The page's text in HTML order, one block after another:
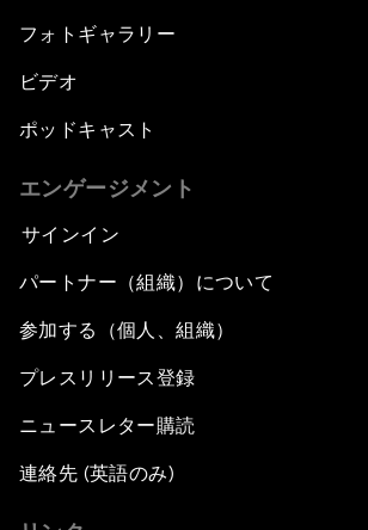
フォトギャラリー
ビデオ
ポッドキャスト
エンゲージメント
サインイン
パートナー（組織）について
参加する（個人、組織）
プレスリリース登録
ニュースレター購読
連絡先 (英語のみ)